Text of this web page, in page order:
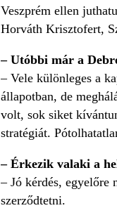
Veszprém ellen
Horváth Krisztofert,
– Utóbbi már a
– Vele különleges a
állapotban, de
volt, sok siket
stratégiát.
– Érkezik valaki a
– Jó kérdés,
szerződtetni.